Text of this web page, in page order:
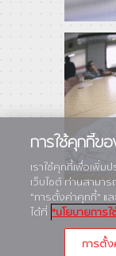
การใช้คุกกี้ข
เราใช้คุกกี้เพื่อเพิ่
เว็บไซต์ ท่านสามา
“การตั้งค่าคุกกี้” แ
ได้ที่ "นโยบายการ
การตั้